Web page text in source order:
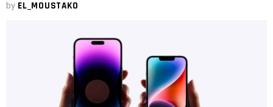
by EL_MOUSTAKO